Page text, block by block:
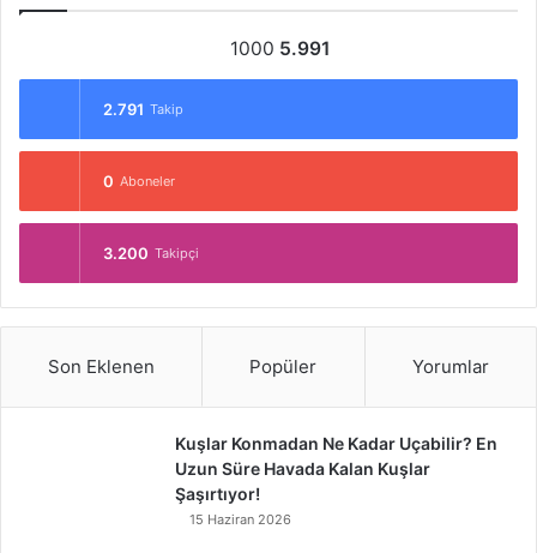
1000 5.991
2.791 Takip
0 Aboneler
3.200 Takipçi
Son Eklenen Popüler Yorumlar
Kuşlar Konmadan Ne Kadar Uçabilir? En
Uzun Süre Havada Kalan Kuşlar
Şaşırtıyor!
15 Haziran 2026